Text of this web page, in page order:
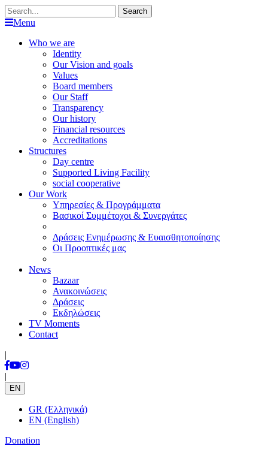
Search
Menu
Who we are
Identity
Our Vision and goals
Values
Board members
Our Staff
Transparency
Our history
Financial resources
Accreditations
Structures
Day centre
Supported Living Facility
social cooperative
Our Work
Υπηρεσίες & Προγράμματα
Βασικοί Συμμέτοχοι & Συνεργάτες
Δράσεις Ενημέρωσης & Ευαισθητοποίησης
Οι Προοπτικές μας
News
Bazaar
Ανακοινώσεις
Δράσεις
Εκδηλώσεις
TV Moments
Contact
|
|
EN
GR (Ελληνικά)
EN (English)
Donation